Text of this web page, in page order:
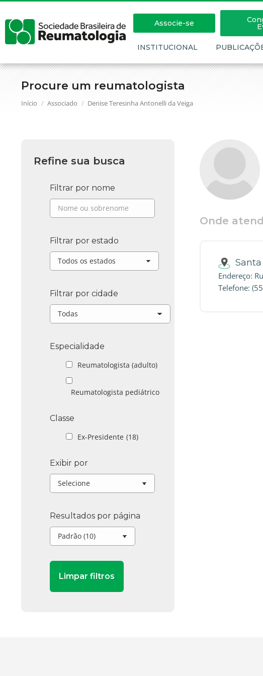
Procure um reumatologista
Você está aqui:
Início Associado Denise Teresinha Antonelli da Veiga
Associe-se
INSTITUCIONAL
Onde
Endereço:
Telefone:
Refine sua busca
Filtrar por nome
Filtrar por estado
Filtrar por cidade
Especialidade
Reumatologista (adulto)
Reumatologista pediátrico
Classe
Ex-Presidente (18)
Exibir por
Resultados por página